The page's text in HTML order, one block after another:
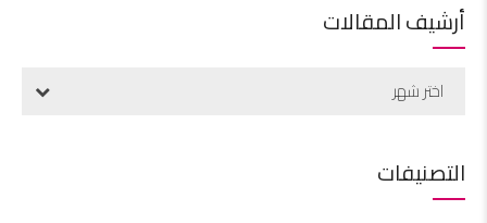
أرشيف المقالات
اختر شهر
التصنيفات